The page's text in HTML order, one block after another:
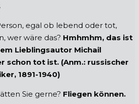
egal ob lebend oder tot,
wer wäre das? Hmhmhm, das ist
Lieblingsautor Michail
schon tot ist. (Anm.: russischer
1891-1940)
Sie gerne? Fliegen können.